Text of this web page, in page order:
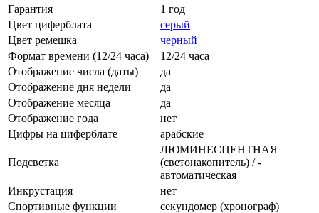
Гарантия
1 год
Цвет циферблата
серый
Цвет ремешка
черный
Формат времени (12/24 часа)
12/24 часа
Отображение числа (даты)
да
Отображение дня недели
да
Отображение месяца
да
Отображение года
нет
Цифры на циферблате
арабские
Подсветка
ЛЮМИНЕСЦЕНТНАЯ
(светонакопитель) / -
автоматическая
Инкрустация
нет
Спортивные функции
секундомер (хронограф)